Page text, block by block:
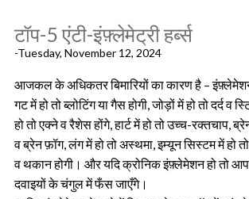
टॉप-5 एंटी-इंफ़्लेमेट्री हर्ब्स
-Tuesday, November 12, 2024
आजकल के अधिकतर बिमारियों का कारण है –
गट में हो तो ब्लोटिंग या गैस होगी, जोड़ों में हो तो दर्द व
हो तो एक्ने व रैशेस होंगे, हार्ट में हो तो उच्च-रक्तचाप,
व ब्रेन फ़ॉग, लंग में हो तो अस्थमा, इम्यून सिस्टम में हो
व थकान होगी। और यदि क्रोनिक इंफ़्लेमेशन हो तो आप
दवाइयों के चंगुल में फँस जाएँगे।